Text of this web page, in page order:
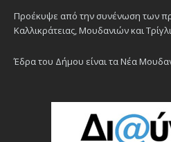
Προέκυψε από την συνένωση των
Καλλικράτειας, Μουδανιών και
Έδρα του Δήμου είναι τα Νέα